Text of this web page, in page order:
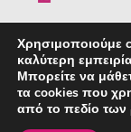
Copyright © 2026
powered byCreative
Χρησιμοποιούμε
καλύτερη
Μπορείτε να
τα cookies που
από το πεδίο των